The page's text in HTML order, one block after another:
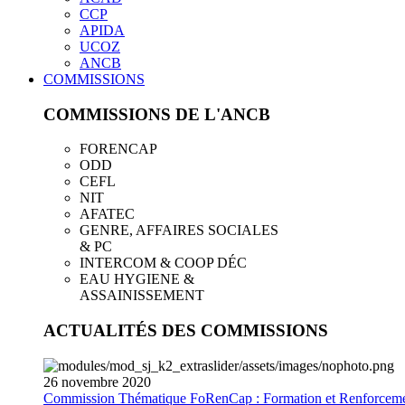
CCP
APIDA
UCOZ
ANCB
COMMISSIONS
COMMISSIONS DE L'ANCB
FORENCAP
ODD
CEFL
NIT
AFATEC
GENRE, AFFAIRES SOCIALES
& PC
INTERCOM & COOP DÉC
EAU HYGIENE &
ASSAINISSEMENT
ACTUALITÉS DES COMMISSIONS
26 novembre 2020
Commission Thématique FoRenCap : Formation et